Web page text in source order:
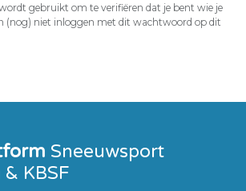
gebruikt om te verifiëren dat je bent wie je
(nog) niet inloggen met dit wachtwoord op dit
Sneeuwsport
KBSF